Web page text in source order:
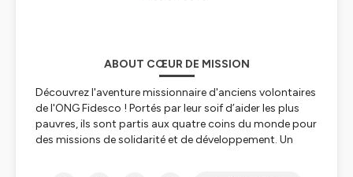
ABOUT CŒUR DE MISSION
Découvrez l'aventure missionnaire d'anciens volontaires
de l'ONG Fidesco ! Portés par leur soif d’aider les plus
pauvres, ils sont partis aux quatre coins du monde pour
des missions de solidarité et de développement. Un